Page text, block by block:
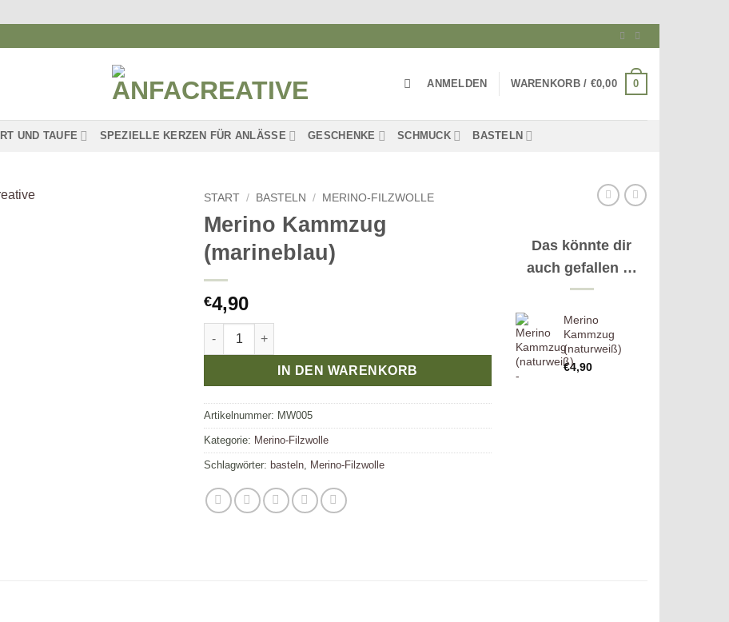
ANMELDEN WARENKORB / €0,00 0
UND TAUFE SPEZIELLE KERZEN FÜR ANLÄSSE GESCHENKE SCHMUCK BASTELN
START / BASTELN / MERINO-FILZWOLLE
Merino Kammzug
(marineblau)
€4,90
Merino Kammzug (marineblau) Menge
IN DEN WARENKORB
Artikelnummer: MW005
Kategorie: Merino-Filzwolle
Schlagwörter: basteln Merino-Filzwolle
Das könnte dir
auch gefallen …
Merino
Kammzug
(naturweiß)
€4,90